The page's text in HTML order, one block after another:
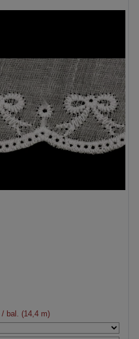
/ bal. (14,4 m)